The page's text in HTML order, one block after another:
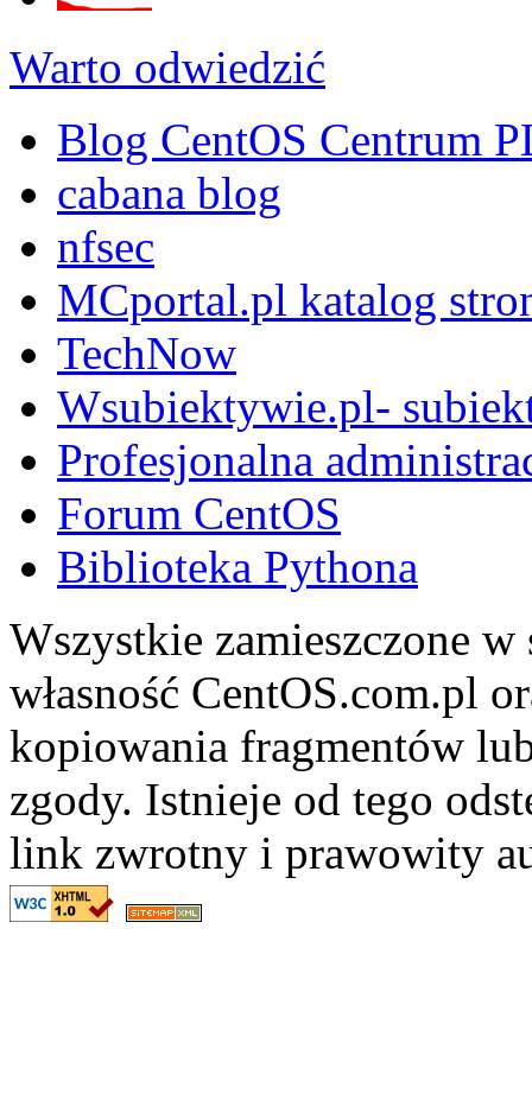
Warto odwiedzić
Blog CentOS Centrum
cabana blog
nfsec
MCportal.pl katalog
TechNow
Wsubiektywie.pl-
Profesjonalna
Forum CentOS
Biblioteka Pythona
Wszystkie zamieszczone
własność CentOS.com.pl
kopiowania fragmentów
zgody. Istnieje od tego
link zwrotny i prawowity